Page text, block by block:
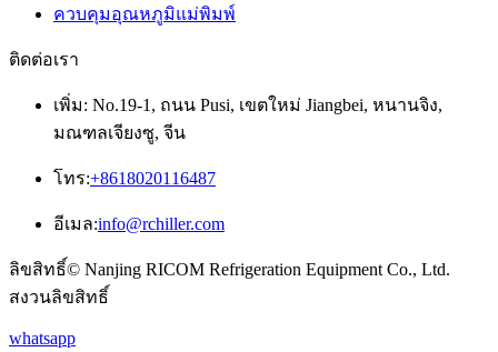
ควบคุมอุณหภูมิแม่พิมพ์
ติดต่อเรา
เพิ่ม: No.19-1, ถนน Pusi, เขตใหม่ Jiangbei, หนานจิง,
มณฑลเจียงซู, จีน
โทร:+8618020116487
อีเมล:info@rchiller.com
ลิขสิทธิ์© Nanjing RICOM Refrigeration Equipment Co., Ltd.
สงวนลิขสิทธิ์
whatsapp